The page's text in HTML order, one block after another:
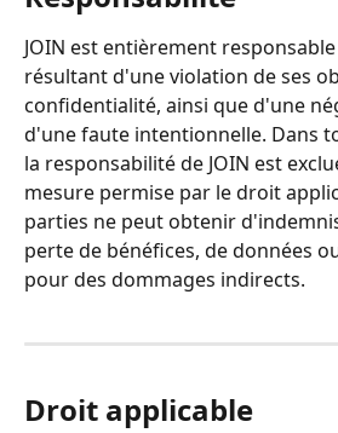
JOIN est entièrement
résultant d'une violation de ses
confidentialité, ainsi que d'une
d'une faute intentionnelle. Dans
la responsabilité de JOIN est
mesure permise par le droit
parties ne peut obtenir
perte de bénéfices, de données
pour des dommages indirects.
Droit applicable